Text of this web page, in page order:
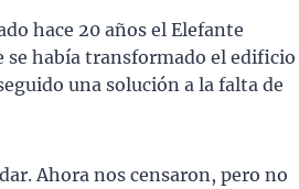
hace 20 años el Elefante
se había transformado el edificio
una solución a la falta de
Ahora nos censaron, pero no